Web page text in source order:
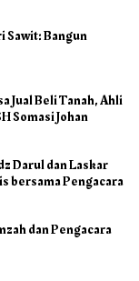
Sawit: Bangun
Jual Beli Tanah, Ahli
Somasi Johan
Darul dan Laskar
bersama Pengacara
dan Pengacara